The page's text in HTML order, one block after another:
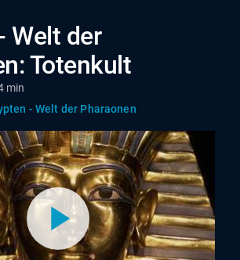
Welt der
Totenkult
min
- Welt der Pharaonen